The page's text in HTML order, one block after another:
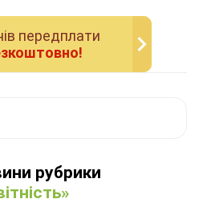
передплати
рубрики